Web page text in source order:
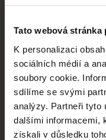
Tato webová stránka
K personalizaci
sociálních médií a
soubory cookie.
sdílíme se svými
analýzy. Partneři tyto
dalšími informacemi,
získali v důsledku
Nové
Portál DAFilms.cz je
festivalů dokumentárního
posouvat hranice